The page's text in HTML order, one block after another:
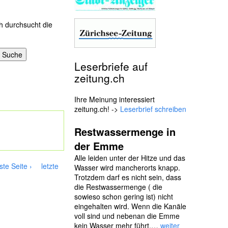
durchsucht die
Seite › letzte
Leserbriefe auf
zeitung.ch
Ihre Meinung interessiert
zeitung.ch! -> Leserbrief schreiben
Restwassermenge in
der Emme
Alle leiden unter der Hitze und das
Wasser wird mancherorts knapp.
Trotzdem darf es nicht sein, dass
die Restwassermenge ( die
sowieso schon gering ist) nicht
eingehalten wird. Wenn die Kanäle
voll sind und nebenan die Emme
kein Wasser mehr führt,… weiter